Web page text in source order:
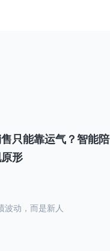
只能靠运气？智能陪
形
波动，而是新人